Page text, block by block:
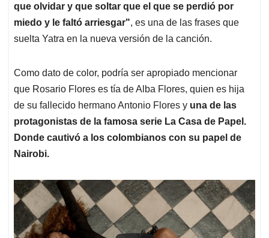
que olvidar y que soltar que el que se perdió por
miedo y le faltó arriesgar", es una de las frases que
suelta Yatra en la nueva versión de la canción.
Como dato de color, podría ser apropiado mencionar
que Rosario Flores es tía de Alba Flores, quien es hija
de su fallecido hermano Antonio Flores y una de las
protagonistas de la famosa serie La Casa de Papel.
Donde cautivó a los colombianos con su papel de
Nairobi.